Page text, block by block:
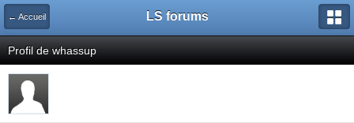
← Accueil LS forums
Profil de whassup